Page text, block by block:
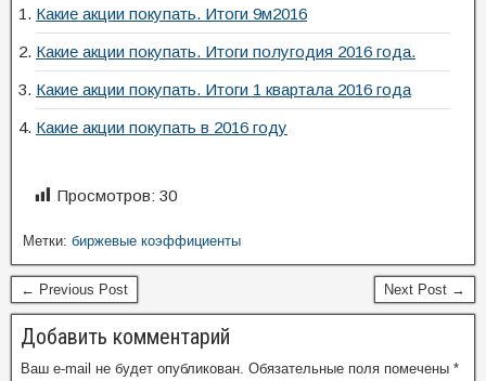
Какие акции покупать. Итоги 9м2016
Какие акции покупать. Итоги полугодия 2016 года.
Какие акции покупать. Итоги 1 квартала 2016 года
Какие акции покупать в 2016 году
Просмотров: 30
Метки: биржевые коэффициенты
← Previous Post Next Post →
Добавить комментарий
Ваш e-mail не будет опубликован. Обязательные поля помечены *